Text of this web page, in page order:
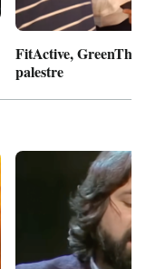
FitActive,
palestre